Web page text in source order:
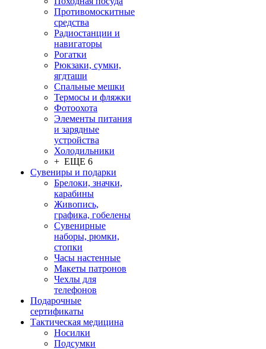
Противомоскитные
средства
Радиостанции и
навигаторы
Рогатки
Рюкзаки, сумки,
ягдташи
Спальные мешки
Термосы и фляжки
Фотоохота
Элементы питания
и зарядные
устройства
Холодильники
+ ЕЩЕ 6
Сувениры и подарки
Брелоки, значки,
карабины
Живопись,
графика, гобелены
Сувенирные
наборы, рюмки,
стопки
Часы настенные
Макеты патронов
Чехлы для
телефонов
Подарочные
сертификаты
Тактическая медицина
Носилки
Подсумки